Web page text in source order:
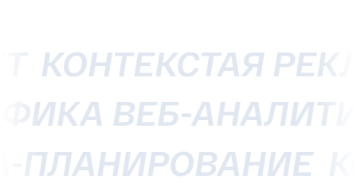
КОНТЕКСТАЯ
ВЕБ-